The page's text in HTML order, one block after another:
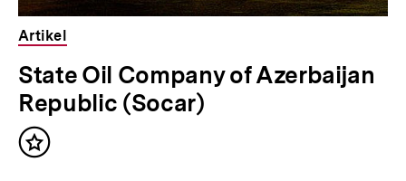
Artikel
State Oil Company of Azerbaijan
Republic (Socar)
Inhalt